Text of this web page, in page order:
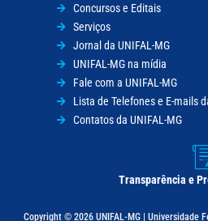
Concursos e Editais
Serviços
Jornal da UNIFAL-MG
UNIFAL-MG na mídia
Fale com a UNIFAL-MG
Lista de Telefones e E-mails
Contatos da UNIFAL-MG
Transparência e
Copyright © 2026 UNIFAL-MG | Universidade